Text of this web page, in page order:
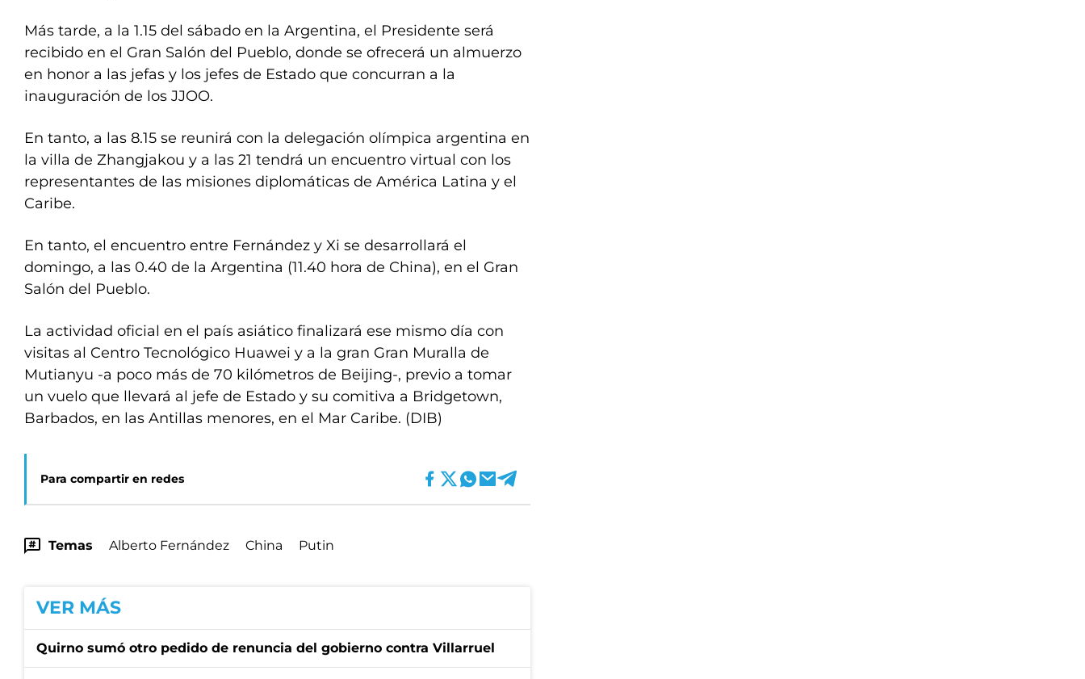
Más tarde, a la 1.15 del sábado en la Argentina, el Presidente será
recibido en el Gran Salón del Pueblo, donde se ofrecerá un almuerzo
en honor a las jefas y los jefes de Estado que concurran a la
inauguración de los JJOO.
En tanto, a las 8.15 se reunirá con la delegación olímpica argentina en
la villa de Zhangjakou y a las 21 tendrá un encuentro virtual con los
representantes de las misiones diplomáticas de América Latina y el
Caribe.
En tanto, el encuentro entre Fernández y Xi se desarrollará el
domingo, a las 0.40 de la Argentina (11.40 hora de China), en el Gran
Salón del Pueblo.
La actividad oficial en el país asiático finalizará ese mismo día con
visitas al Centro Tecnológico Huawei y a la gran Gran Muralla de
Mutianyu -a poco más de 70 kilómetros de Beijing-, previo a tomar
un vuelo que llevará al jefe de Estado y su comitiva a Bridgetown,
Barbados, en las Antillas menores, en el Mar Caribe. (DIB)
Para compartir en redes
Temas Alberto Fernández China Putin
VER MÁS
Quirno sumó otro pedido de renuncia del gobierno contra Villarruel